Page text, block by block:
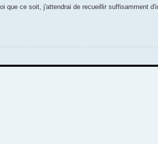
que ce soit, j'attendrai de recueillir suffisamment